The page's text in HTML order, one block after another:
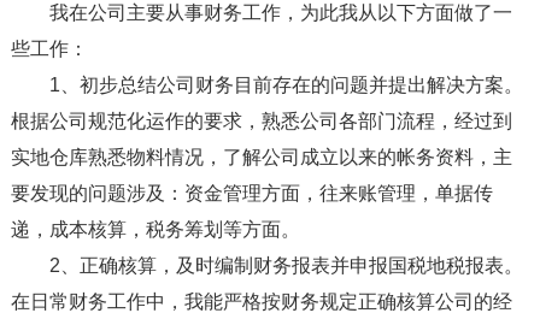
我在公司主要从事财务工作，为此我从以下方面做了一
些工作：
1、初步总结公司财务目前存在的问题并提出解决方案。
根据公司规范化运作的要求，熟悉公司各部门流程，经过到
实地仓库熟悉物料情况，了解公司成立以来的帐务资料，主
要发现的问题涉及：资金管理方面，往来账管理，单据传
递，成本核算，税务筹划等方面。
2、正确核算，及时编制财务报表并申报国税地税报表。
在日常财务工作中，我能严格按财务规定正确核算公司的经